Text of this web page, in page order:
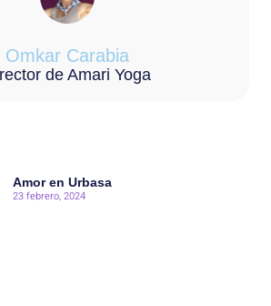
Omkar Carabia
de Amari Yoga
Amor en Urbasa
23 febrero, 2024